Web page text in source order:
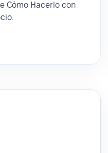
Cómo Hacerlo con